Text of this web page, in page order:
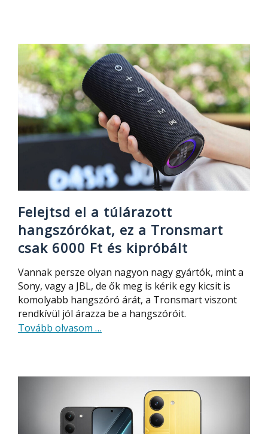
Xiaomi
tablet?
A
REDMI
Pad
2
csak
000
Ft
Felejtsd el a túlárazott
hangszórókat, ez a Tronsmart
csak 6000 Ft és kipróbált
Vannak persze olyan nagyon nagy gyártók, mint a
Sony, vagy a JBL, de ők meg is kérik egy kicsit is
komolyabb hangszóró árát, a Tronsmart viszont
rendkívül jól árazza be a hangszóróit.
Tovább olvasom about
hangszórókat,
ez
…